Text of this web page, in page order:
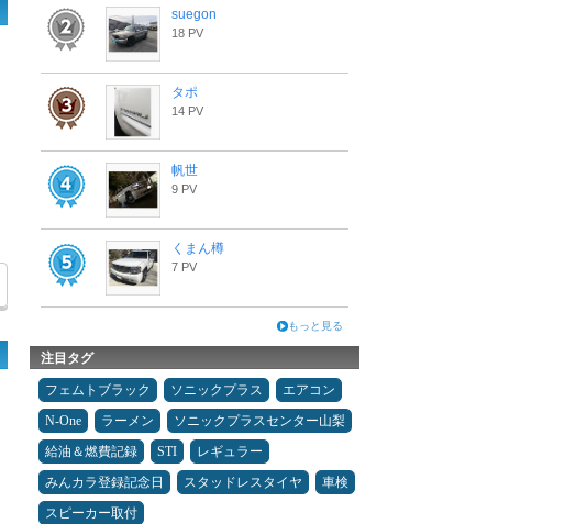
suegon
18 PV
タポ
14 PV
帆世
9 PV
くまん樽
7 PV
もっと見る
注目タグ
フェムトブラック ソニックプラス
エアコン
N-One
ラーメン
ソニックプラスセンター山梨
給油＆燃費記録
STI
レギュラー
みんカラ登録記念日
スタッドレスタイヤ
車検
スピーカー取付